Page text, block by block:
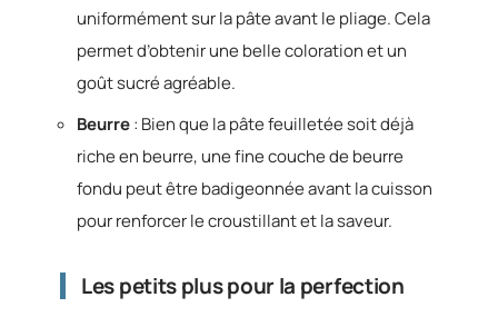
uniformément sur la pâte avant le pliage. Cela
permet d’obtenir une belle coloration et un
goût sucré agréable.
Beurre: Bien que la pâte feuilletée soit déjà
riche en beurre, une fine couche de beurre
fondu peut être badigeonnée avant la cuisson
pour renforcer le croustillant et la saveur.
Les petits plus pour la perfection